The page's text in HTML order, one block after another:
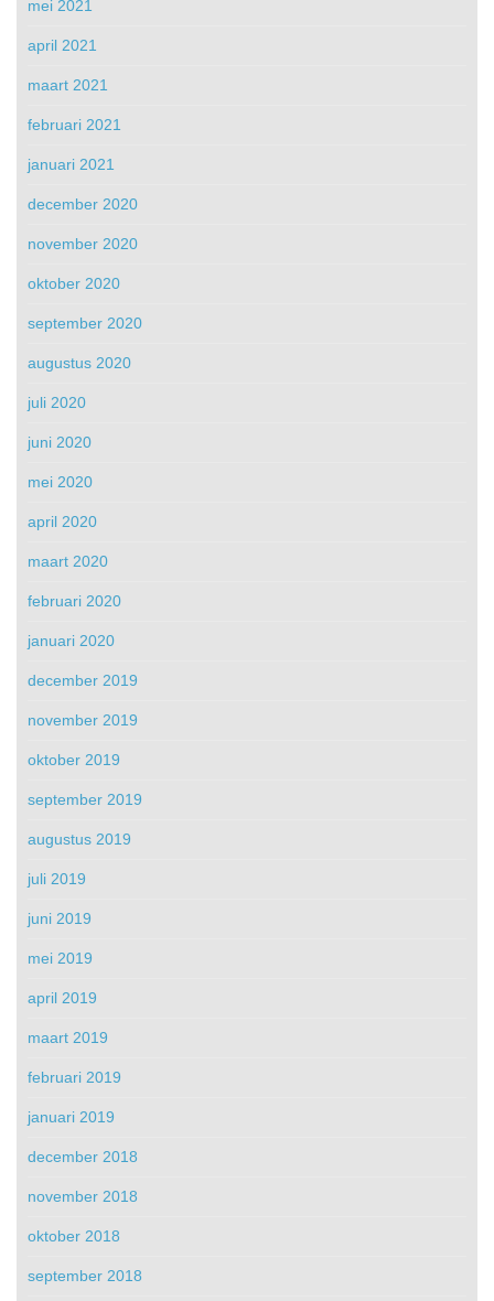
mei 2021
april 2021
maart 2021
februari 2021
januari 2021
december 2020
november 2020
oktober 2020
september 2020
augustus 2020
juli 2020
juni 2020
mei 2020
april 2020
maart 2020
februari 2020
januari 2020
december 2019
november 2019
oktober 2019
september 2019
augustus 2019
juli 2019
juni 2019
mei 2019
april 2019
maart 2019
februari 2019
januari 2019
december 2018
november 2018
oktober 2018
september 2018